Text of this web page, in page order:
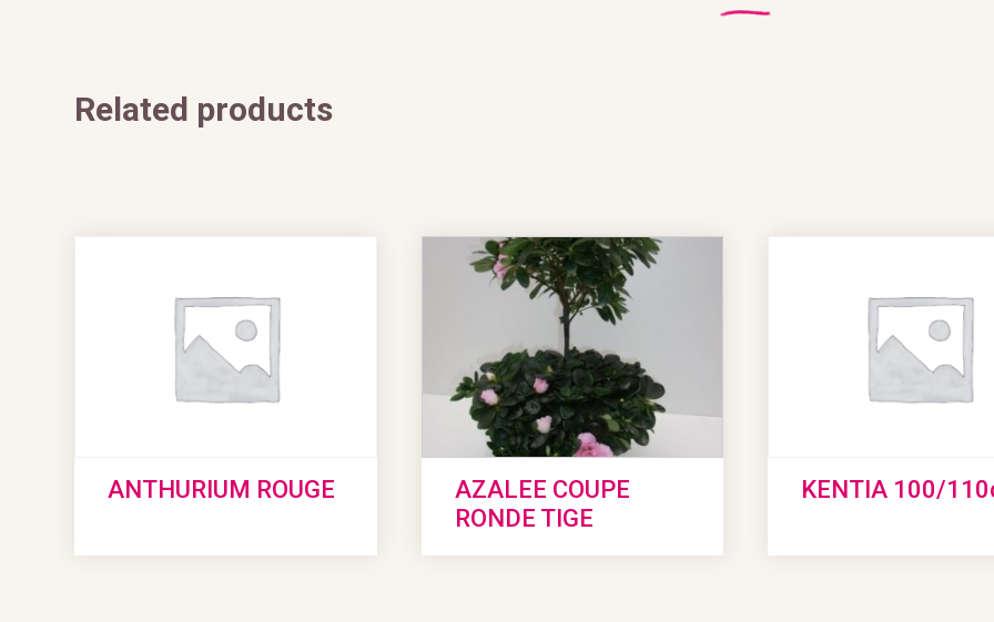
Related products
ANTHURIUM ROUGE
AZALEE COUPE
RONDE TIGE
KENTIA 100/